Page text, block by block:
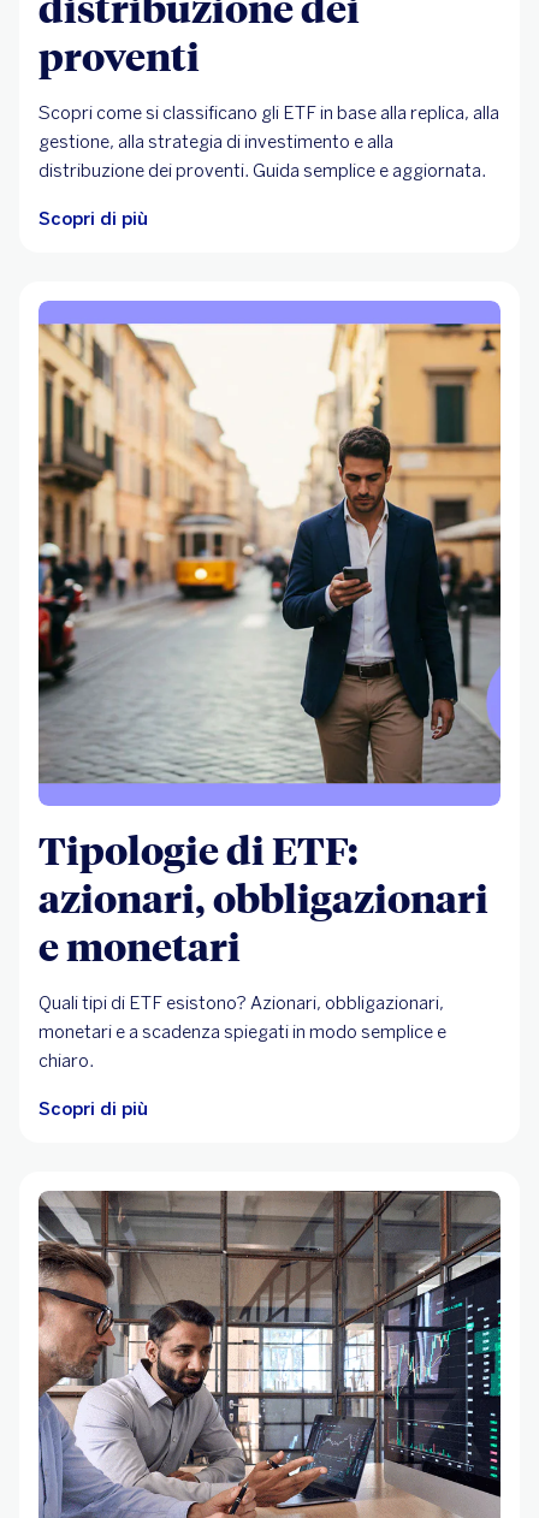
proventi
Scopri come si classificano gli ETF in base alla replica, alla
gestione, alla strategia di investimento e alla
distribuzione dei proventi. Guida semplice e aggiornata.
Scopri di più
Tipologie di ETF:
azionari, obbligazionari
e monetari
Quali tipi di ETF esistono? Azionari, obbligazionari,
monetari e a scadenza spiegati in modo semplice e
chiaro.
Scopri di più